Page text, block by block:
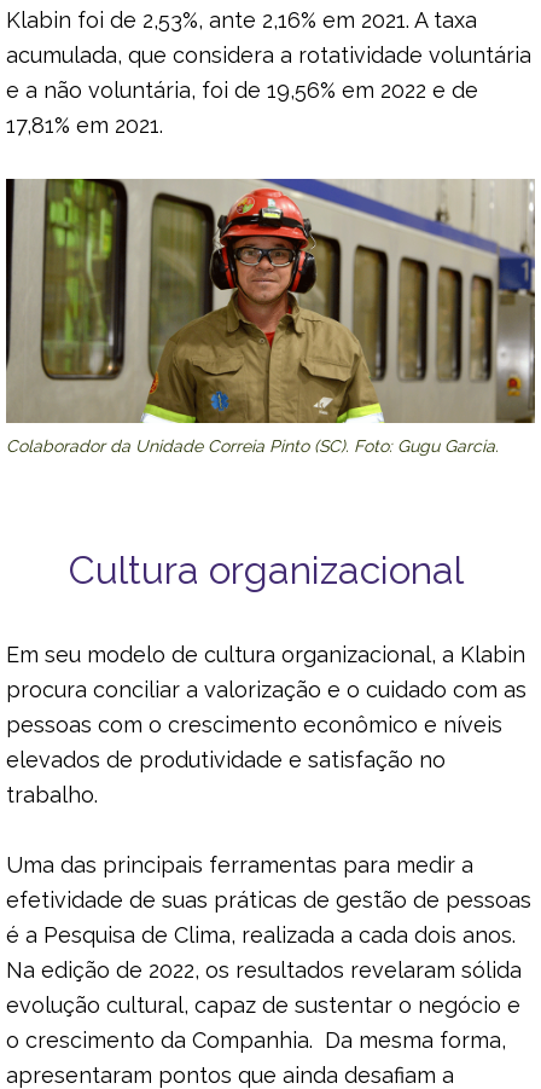
Klabin foi de 2,53%, ante 2,16% em 2021. A taxa
acumulada, que considera a rotatividade voluntária
e a não voluntária, foi de 19,56% em 2022 e de
17,81% em 2021.
Colaborador da Unidade Correia Pinto (SC). Foto: Gugu Garcia.
Cultura organizacional
Em seu modelo de cultura organizacional, a Klabin
procura conciliar a valorização e o cuidado com as
pessoas com o crescimento econômico e níveis
elevados de produtividade e satisfação no
trabalho.
Uma das principais ferramentas para medir a
efetividade de suas práticas de gestão de pessoas
é a Pesquisa de Clima, realizada a cada dois anos.
Na edição de 2022, os resultados revelaram sólida
evolução cultural, capaz de sustentar o negócio e
o crescimento da Companhia. Da mesma forma,
apresentaram pontos que ainda desafiam a